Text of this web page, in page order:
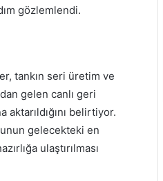
gözlemlendi.
tankın seri üretim ve
gelen canlı geri
belirtiyor.
gelecekteki en
ulaştırılması